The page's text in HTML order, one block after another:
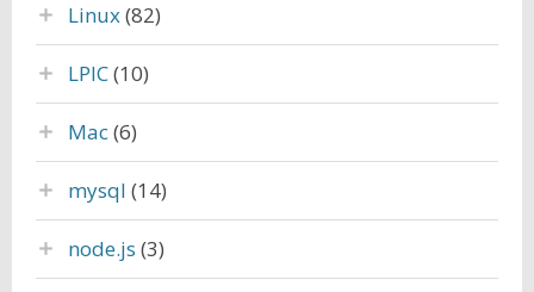
Linux(82)
LPIC(10)
Mac(6)
mysql (14)
node.js (3)